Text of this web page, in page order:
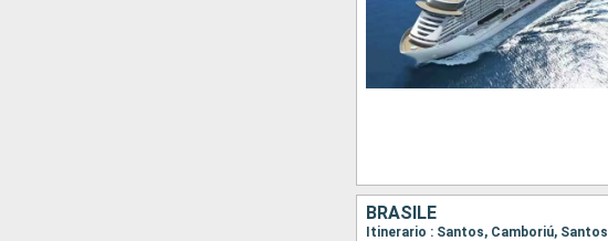
BRASILE
Itinerario : Santos, Camboriú, Santos